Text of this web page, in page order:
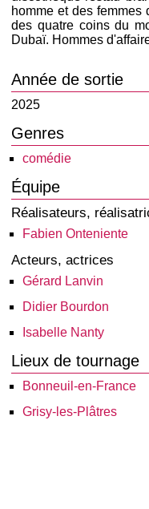
homme et des
des quatre coins du
Dubaï. Hommes
Année de sortie
2025
Genres
comédie
Équipe
Réalisateurs,
Fabien Onteniente
Acteurs, actrices
Gérard Lanvin
Didier Bourdon
Isabelle Nanty
Lieux de tournage
Bonneuil-en-France
Grisy-les-Plâtres